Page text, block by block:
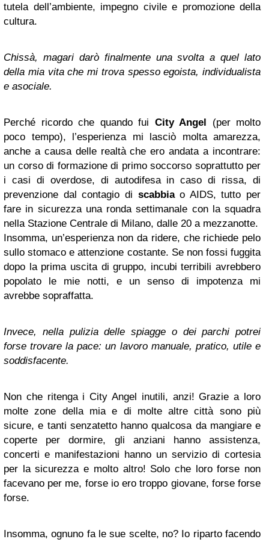
tutela dell’ambiente, impegno civile e promozione della
cultura.
Chissà, magari darò finalmente una svolta a quel lato
della mia vita che mi trova spesso egoista, individualista
e asociale.
Perché ricordo che quando fui City Angel
(per molto
poco tempo), l’esperienza mi lasciò molta amarezza,
anche a causa delle realtà che ero andata a incontrare:
un corso di formazione di primo soccorso soprattutto per
i casi di overdose, di autodifesa in caso di rissa, di
prevenzione dal contagio di scabbiao AIDS, tutto per
fare in sicurezza una ronda settimanale con la squadra
nella Stazione Centrale di Milano, dalle 20 a mezzanotte.
Insomma, un’esperienza non da ridere, che richiede pelo
sullo stomaco e attenzione costante. Se non fossi fuggita
dopo la prima uscita di gruppo, incubi terribili avrebbero
popolato le mie notti, e un senso di impotenza mi
avrebbe sopraffatta.
Invece, nella pulizia delle spiagge o dei parchi potrei
forse trovare la pace: un lavoro manuale, pratico, utile e
soddisfacente.
Non che ritenga i City Angel inutili, anzi! Grazie a loro
molte zone della mia e di molte altre città sono più
sicure, e tanti senzatetto hanno qualcosa da mangiare e
coperte per dormire, gli anziani hanno assistenza,
concerti e manifestazioni hanno un servizio di cortesia
per la sicurezza e molto altro! Solo che loro forse non
facevano per me, forse io ero troppo giovane, forse forse
forse.
Insomma, ognuno fa le sue scelte, no? Io riparto facendo